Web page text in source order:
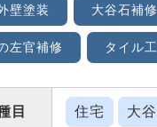
壁塗装 大谷石補修
左官補修 タイル
目 住宅 大